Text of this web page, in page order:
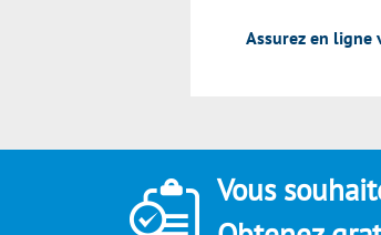
Assurez en ligne
Vous